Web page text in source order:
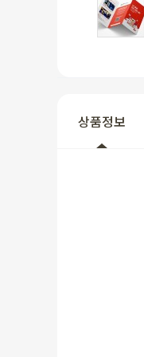
상품정보